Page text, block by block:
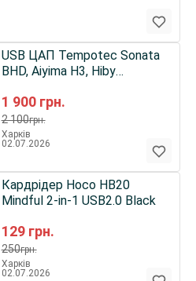
1 900 грн.
2 100грн.
USB ЦАП Tempotec Sonata
BHD, Aiyima H3, Hiby
Харків
02.07.2026
129 грн.
250грн.
Кардрідер Hoco HB20
Mindful 2-in-1 USB2.0 Black
Харків
02.07.2026